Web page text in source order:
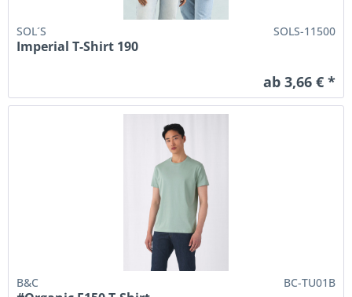
SOL´S SOLS-11500
Imperial T-Shirt 190
ab 3,66 € *
B&C BC-TU01B